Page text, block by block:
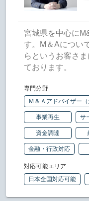
宮城県を中心に
す。M＆Aについ
らというお客さ
ております。
専門分野
Ｍ＆Ａアドバイザー（
事業再生 サ
資金調達
金融・行政対応
対応可能エリア
日本全国対応可能